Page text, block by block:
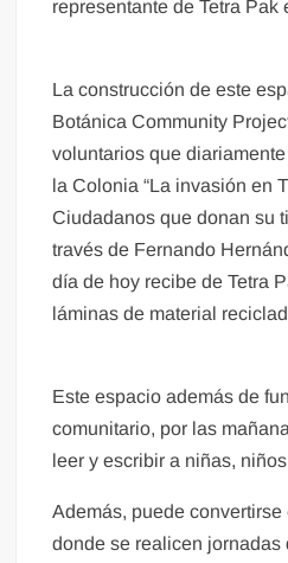
representante de Tetra Pak
La construcción de este
Botánica Community
voluntarios que
la Colonia “La invasión en
Ciudadanos que donan su
través de Fernando
día de hoy recibe de Tetra
láminas de material
Este espacio además de
comunitario, por las
leer y escribir a niñas,
Además, puede
donde se realicen